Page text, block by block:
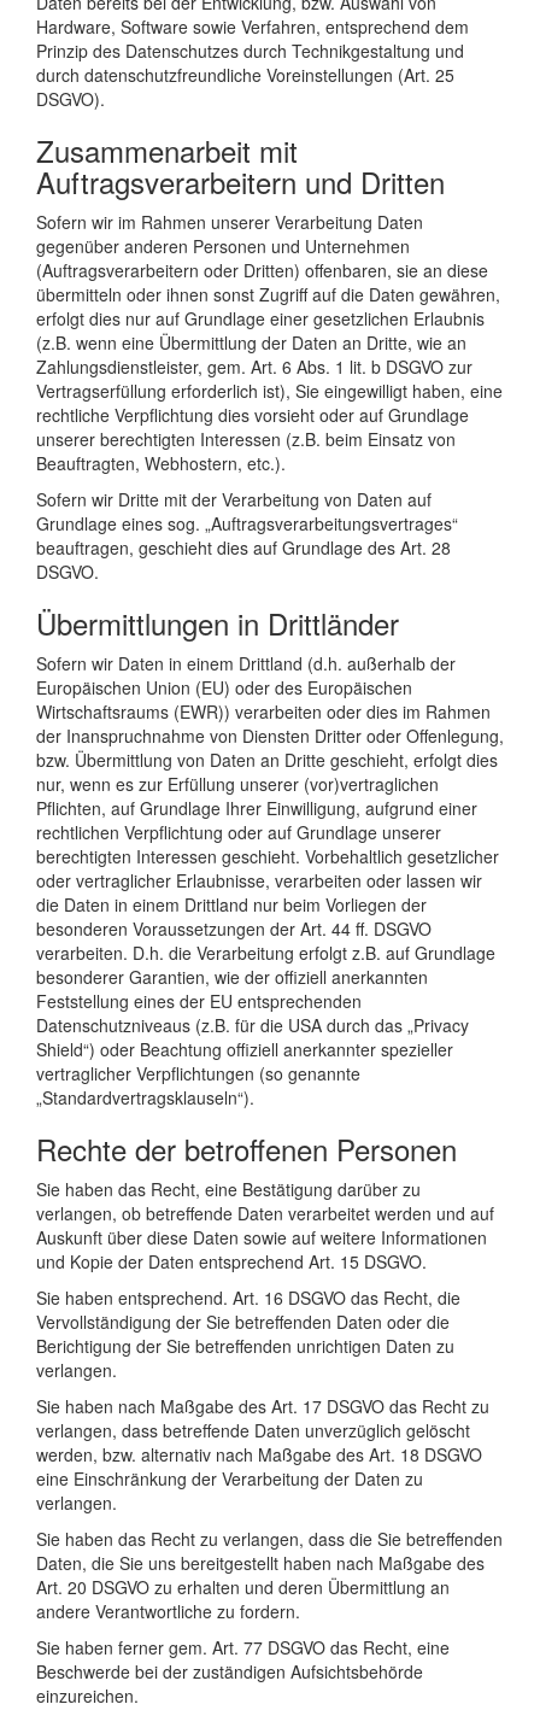
Hardware, Software sowie Verfahren, entsprechend dem
Prinzip des Datenschutzes durch Technikgestaltung und
durch datenschutzfreundliche Voreinstellungen (Art. 25
DSGVO).
Zusammenarbeit mit
Auftragsverarbeitern und Dritten
Sofern wir im Rahmen unserer Verarbeitung Daten
gegenüber anderen Personen und Unternehmen
(Auftragsverarbeitern oder Dritten) offenbaren, sie an diese
übermitteln oder ihnen sonst Zugriff auf die Daten gewähren,
erfolgt dies nur auf Grundlage einer gesetzlichen Erlaubnis
(z.B. wenn eine Übermittlung der Daten an Dritte, wie an
Zahlungsdienstleister, gem. Art. 6 Abs. 1 lit. b DSGVO zur
Vertragserfüllung erforderlich ist), Sie eingewilligt haben, eine
rechtliche Verpflichtung dies vorsieht oder auf Grundlage
unserer berechtigten Interessen (z.B. beim Einsatz von
Beauftragten, Webhostern, etc.).
Sofern wir Dritte mit der Verarbeitung von Daten auf
Grundlage eines sog. „Auftragsverarbeitungsvertrages“
beauftragen, geschieht dies auf Grundlage des Art. 28
DSGVO.
Übermittlungen in Drittländer
Sofern wir Daten in einem Drittland (d.h. außerhalb der
Europäischen Union (EU) oder des Europäischen
Wirtschaftsraums (EWR)) verarbeiten oder dies im Rahmen
der Inanspruchnahme von Diensten Dritter oder Offenlegung,
bzw. Übermittlung von Daten an Dritte geschieht, erfolgt dies
nur, wenn es zur Erfüllung unserer (vor)vertraglichen
Pflichten, auf Grundlage Ihrer Einwilligung, aufgrund einer
rechtlichen Verpflichtung oder auf Grundlage unserer
berechtigten Interessen geschieht. Vorbehaltlich gesetzlicher
oder vertraglicher Erlaubnisse, verarbeiten oder lassen wir
die Daten in einem Drittland nur beim Vorliegen der
besonderen Voraussetzungen der Art. 44 ff. DSGVO
verarbeiten. D.h. die Verarbeitung erfolgt z.B. auf Grundlage
besonderer Garantien, wie der offiziell anerkannten
Feststellung eines der EU entsprechenden
Datenschutzniveaus (z.B. für die USA durch das „Privacy
Shield“) oder Beachtung offiziell anerkannter spezieller
vertraglicher Verpflichtungen (so genannte
„Standardvertragsklauseln“).
Rechte der betroffenen Personen
Sie haben das Recht, eine Bestätigung darüber zu
verlangen, ob betreffende Daten verarbeitet werden und auf
Auskunft über diese Daten sowie auf weitere Informationen
und Kopie der Daten entsprechend Art. 15 DSGVO.
Sie haben entsprechend. Art. 16 DSGVO das Recht, die
Vervollständigung der Sie betreffenden Daten oder die
Berichtigung der Sie betreffenden unrichtigen Daten zu
verlangen.
Sie haben nach Maßgabe des Art. 17 DSGVO das Recht zu
verlangen, dass betreffende Daten unverzüglich gelöscht
werden, bzw. alternativ nach Maßgabe des Art. 18 DSGVO
eine Einschränkung der Verarbeitung der Daten zu
verlangen.
Sie haben das Recht zu verlangen, dass die Sie betreffenden
Daten, die Sie uns bereitgestellt haben nach Maßgabe des
Art. 20 DSGVO zu erhalten und deren Übermittlung an
andere Verantwortliche zu fordern.
Sie haben ferner gem. Art. 77 DSGVO das Recht, eine
Beschwerde bei der zuständigen Aufsichtsbehörde
einzureichen.